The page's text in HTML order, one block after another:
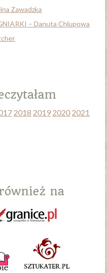
Zawadzka
– Danuta Chlupowa
2018 2019 2020 2021
na